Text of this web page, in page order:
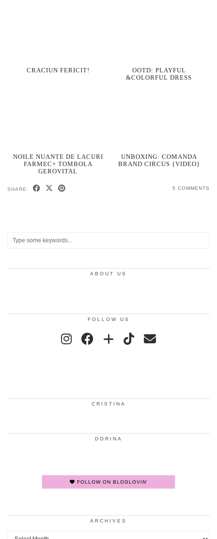
CRACIUN FERICIT!
OOTD: PLAYFUL
&COLORFUL DRESS
NOILE NUANTE DE LACURI
FARMEC+ TOMBOLA
GEROVITAL
UNBOXING: COMANDA
BRAND CIRCUS {VIDEO}
SHARE: 5 COMMENTS
ABOUT US
FOLLOW US
CRISTINA
DORINA
FOLLOW ON BLOGLOVIN'
ARCHIVES
Archives